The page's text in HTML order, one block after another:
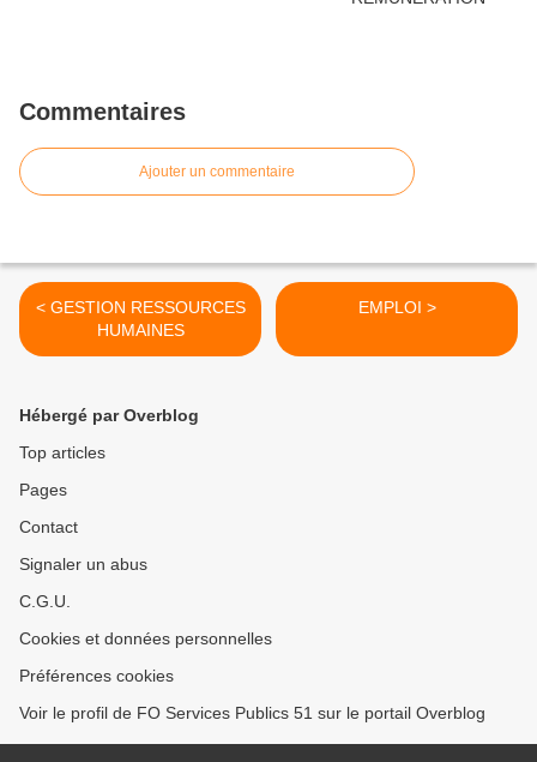
Commentaires
Ajouter un commentaire
< GESTION RESSOURCES
HUMAINES
EMPLOI >
Hébergé par Overblog
Top articles
Pages
Contact
Signaler un abus
C.G.U.
Cookies et données personnelles
Préférences cookies
Voir le profil de FO Services Publics 51 sur le portail Overblog